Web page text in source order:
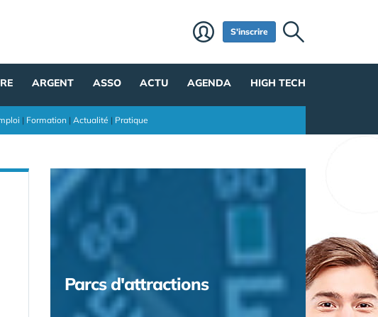
S'inscrire
ARGENT ASSO ACTU AGENDA HIGH TECH
| Formation | Actualité | Pratique
Parcs d'attractions